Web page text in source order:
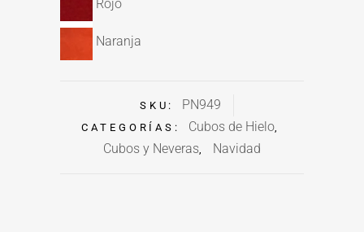
Rojo
Naranja
SKU: PN949
CATEGORÍAS: Cubos de Hielo,
Cubos y Neveras, Navidad